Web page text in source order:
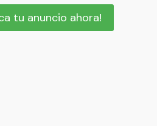
tu anuncio ahora!